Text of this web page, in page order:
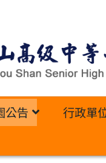
公告 行政單